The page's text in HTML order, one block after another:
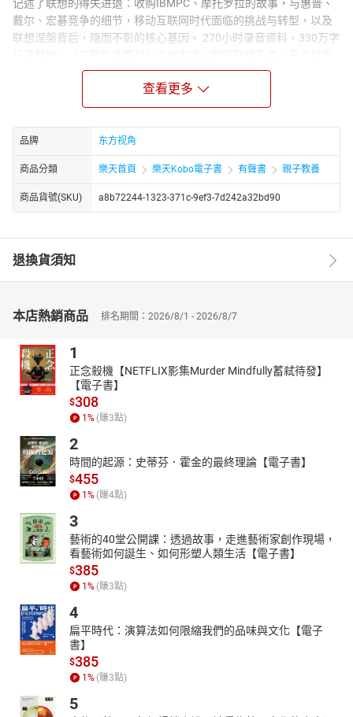
记述了联想的得失进退：收购IBMPC、摩托罗拉的故事，与惠普、
戴尔、宏碁竞争的细节，移动互联网时代面临的挑战与转型，以及
联想涅槃背后，隐而不彰的核心基因。 270小时录音资料，330万字
包括柳传志、杨元庆、IBM前CEO彭明盛等业界领袖，安谋前
CTO/COO都铎？布朗、惠普副总裁丁利生、TPG创始合伙人吉姆？
考特、美国泛大西洋投资集团董事总经理顾维廉、中国网通前CEO
田溯宁等联想董事，以及数十位联想高管。海量一手资料，打造近
年来杰出企业传记。
作者简介：
李鸿谷，男，1966年7月出生。 现任三联生活传媒有限公司总经
理、三联生活周刊主编。
查看更多
品牌 东方视角
商品分類 樂天首頁 樂天Kobo電子書 有聲書 親子教養
商品貨號(SKU) a8b72244-1323-371c-9ef3-7d242a32bd90
退換貨須知
本店熱銷商品 排名期間：2026/8/1 - 2026/8/7
1
正念殺機【NETFLIX影集Murder Mindfully蓄弒待發】
【電子書】
$308
1 % (賺3點)
2
時間的起源：史蒂芬．霍金的最終理論【電子書】
$455
1 % (賺4點)
3
藝術的40堂公開課：透過故事，走進藝術家創作現場，
看藝術如何誕生、如何形塑人類生活【電子書】
$385
1 % (賺3點)
4
扁平時代：演算法如何限縮我們的品味與文化【電子
書】
$385
1 % (賺3點)
5